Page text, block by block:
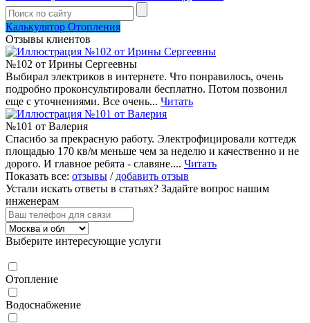
Калькулятор Отопления
Отзывы клиентов
№102 от Ирины Сергеевны
Выбирал электриков в интернете. Что понравилось, очень
подробно проконсультировали бесплатно. Потом позвонил
еще с уточнениями. Все очень... Читать
№101 от Валерия
Спасибо за прекрасную работу. Электрофицировали коттедж
площадью 170 кв/м меньше чем за неделю и качественно и не
дорого. И главное ребята - славяне.... Читать
Показать все: отзывы / добавить отзыв
Устали искать ответы в статьях? Задайте вопрос нашим
инженерам
Выберите интересующие услуги
Отопление
Водоснабжение